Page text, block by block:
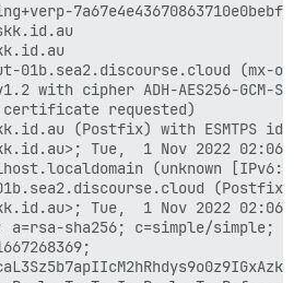
01b.sea2.discourse.cloud (mx-
with cipher ADH-AES256-GCM-
requested)
(Postfix) with ESMTPS id
Tue,  1 Nov 2022
(unknown
Tue,  1 Nov 2022
a=rsa-sha256; c=simple/simple;